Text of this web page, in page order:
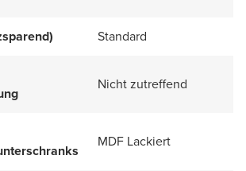
Standard
Nicht zutreffend
MDF Lackiert